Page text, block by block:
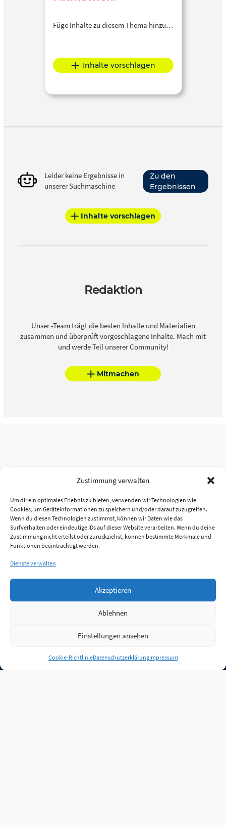
Zustimmung verwalten
Um dir ein optimales Erlebnis zu bieten, verwenden wir Technologien wie
Cookies, um Geräteinformationen zu speichern und/oder darauf zuzugreifen.
Wenn du diesen Technologien zustimmst, können wir Daten wie das
Surfverhalten oder eindeutige IDs auf dieser Website verarbeiten. Wenn du deine
Zustimmung nicht erteilst oder zurückziehst, können bestimmte Merkmale und
Funktionen beeinträchtigt werden.
Dienste verwalten
Akzeptieren
Ablehnen
Einstellungen ansehen
Cookie-RichtlinieDatenschutzerklärungImpressum
Füge Inhalte zu diesem Thema hinzu…
Inhalte vorschlagen
Leider keine Ergebnisse in
unserer Suchmaschine
Zu den
Ergebnissen
Inhalte vorschlagen
Redaktion
Unser -Team trägt die besten Inhalte und Materialien
zusammen und überprüft vorgeschlagene Inhalte. Mach mit
und werde Teil unserer Community!
Mitmachen
Anmelden
Jobs Partner FAQ Quellen